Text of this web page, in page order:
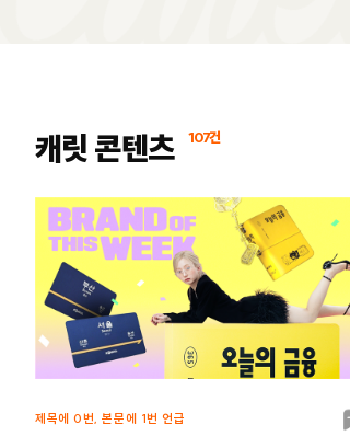
캐릿 콘텐츠 107건
제목에 0번, 본문에 1번 언급